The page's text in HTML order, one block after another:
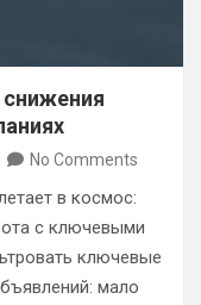
No Comments
в космос:
с ключевыми
ключевые
мало